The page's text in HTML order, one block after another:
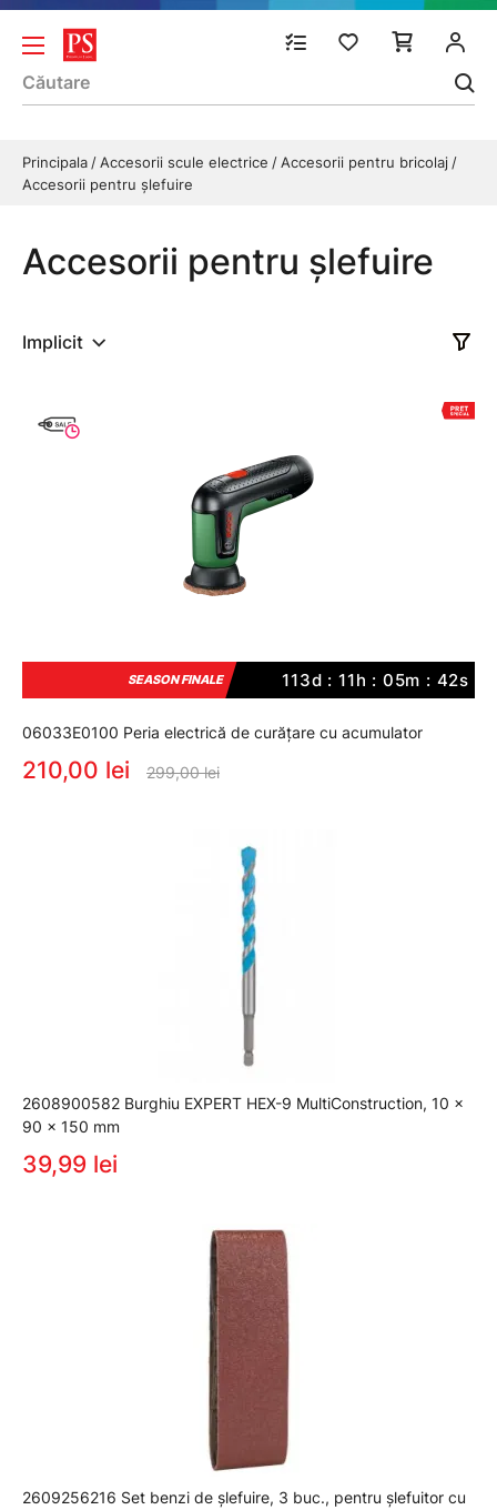
Principala Accesorii scule electrice
Accesorii pentru bricolaj
Accesorii pentru șlefuire
Accesorii pentru șlefuire
Implicit
SEASON FINALE 113d : 11h : 05m : 41s
06033E0100 Peria electrică de curățare cu acumulator
210,00 lei 299,00 lei
2608900582 Burghiu EXPERT HEX-9 MultiConstruction, 10 x
90 x 150 mm
39,99 lei
2609256216 Set benzi de şlefuire, 3 buc., pentru şlefuitor cu